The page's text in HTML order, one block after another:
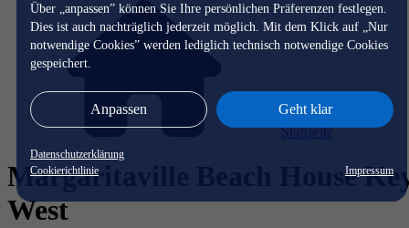
Über „anpassen” können Sie Ihre persönlichen Präferenzen festlegen.
Dies ist auch nachträglich jederzeit möglich. Mit dem Klick auf „Nur
notwendige Cookies” werden lediglich technisch notwendige Cookies
gespeichert.
Anpassen Geht klar
Datenschutzerklärung
Cookierichtlinie
Impressum
Startseite
Margaritaville Beach House
West